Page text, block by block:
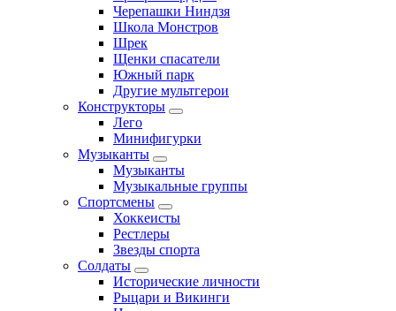
Черепашки Ниндзя
Школа Монстров
Шрек
Щенки спасатели
Южный парк
Другие мультгерои
Конструкторы
Лего
Минифигурки
Музыканты
Музыканты
Музыкальные группы
Спортсмены
Хоккеисты
Рестлеры
Звезды спорта
Солдаты
Исторические личности
Рыцари и Викинги